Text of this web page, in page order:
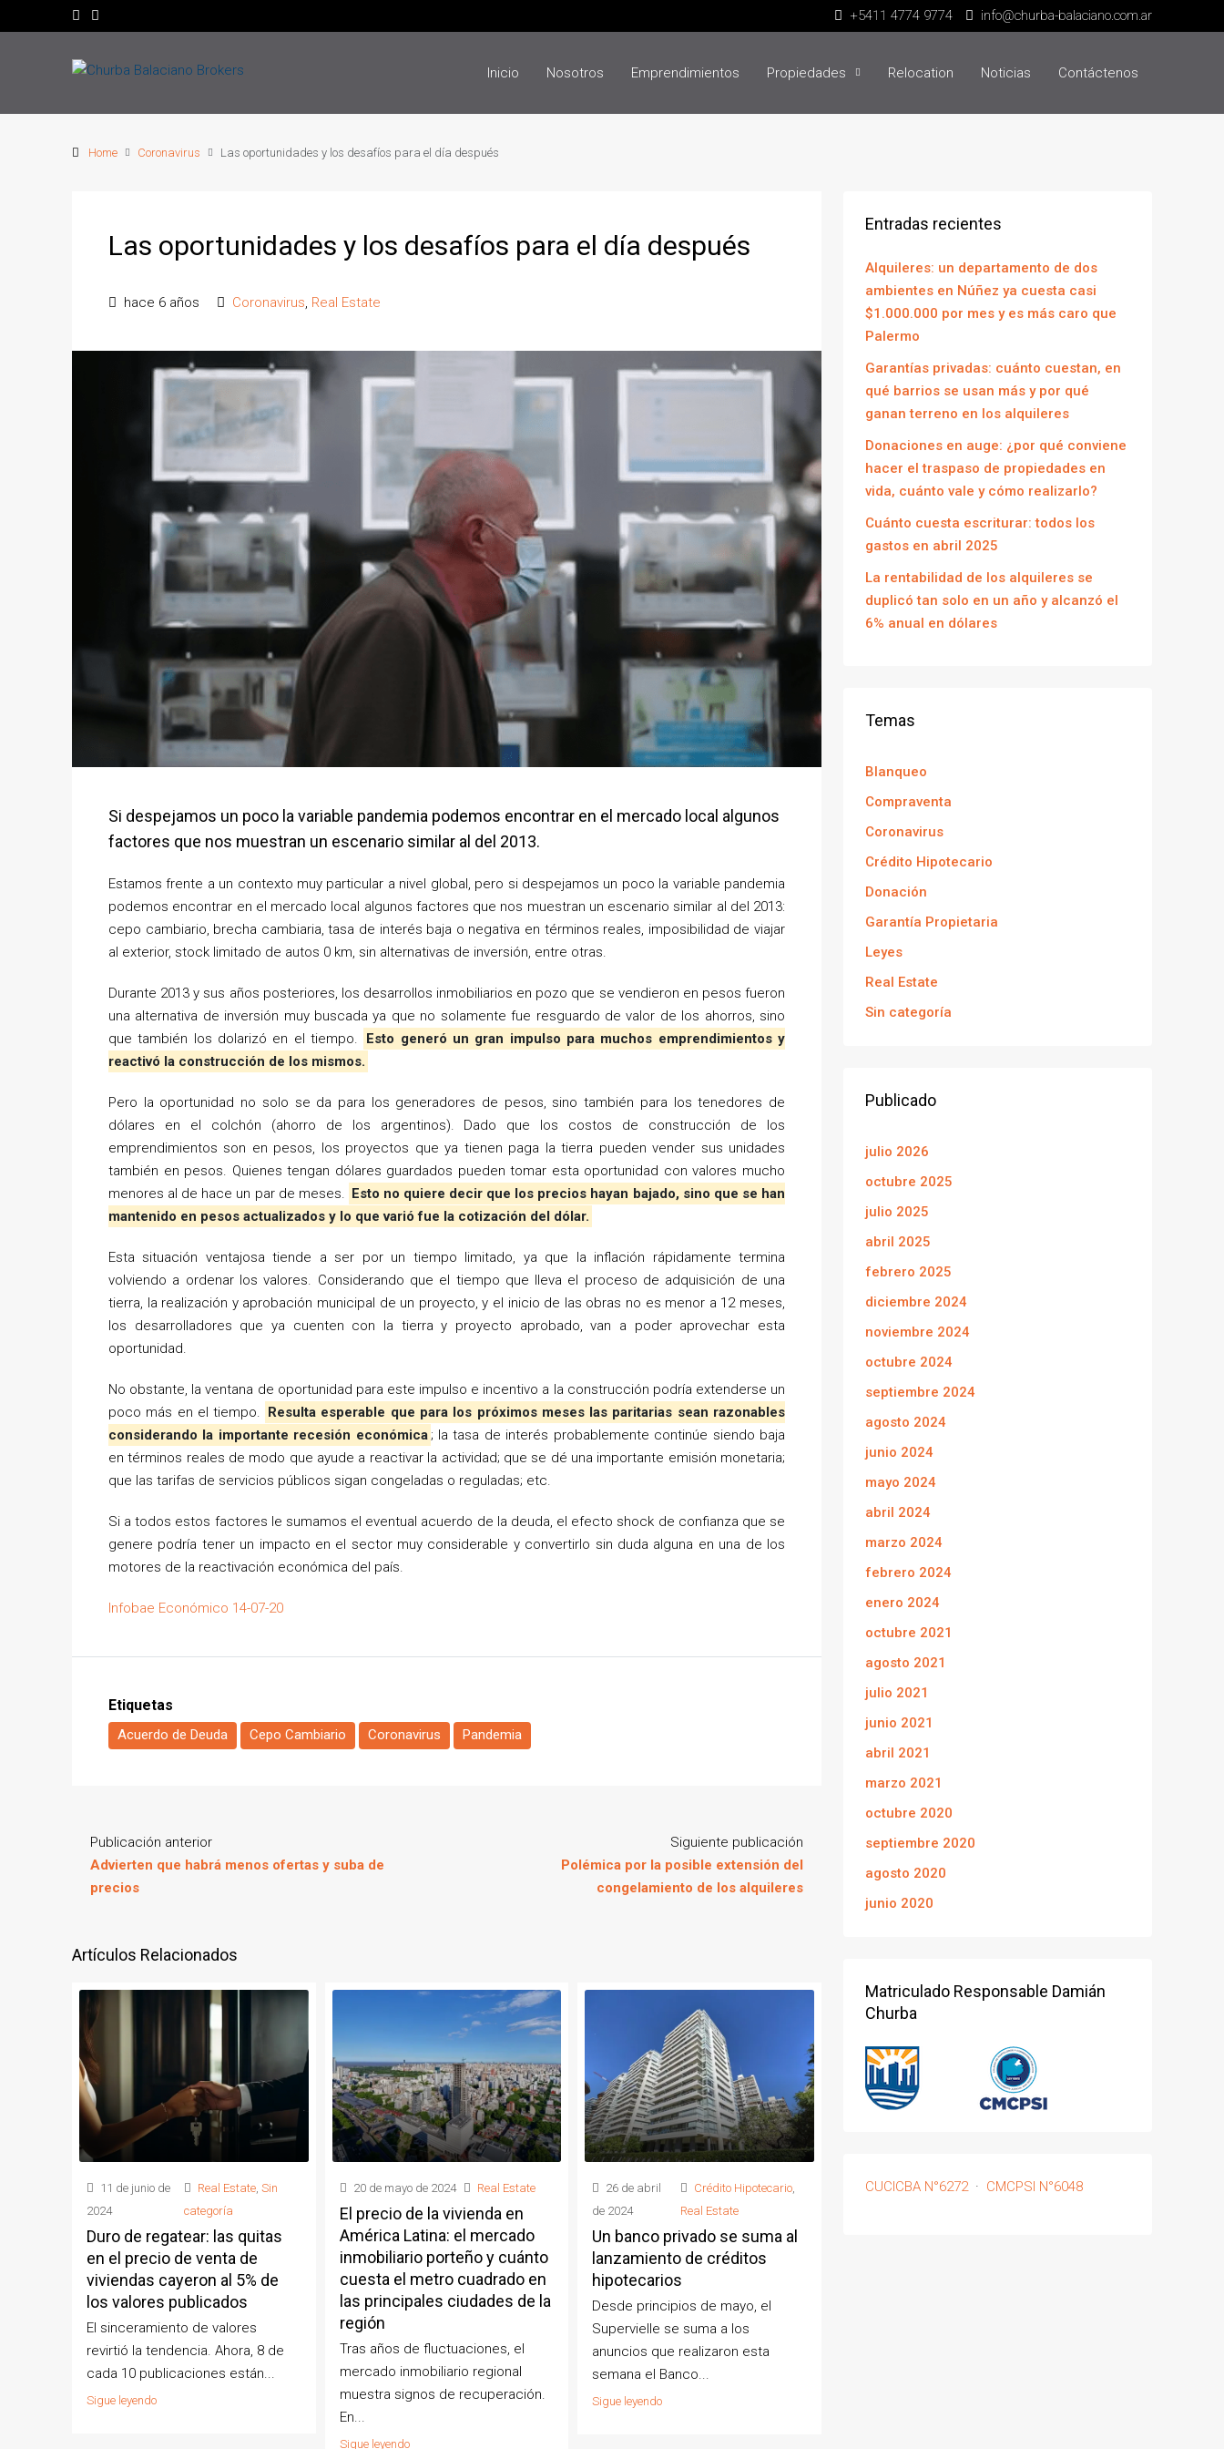
+5411 4774 9774 info@churba-balaciano.com.ar
Inicio Nosotros Emprendimientos Propiedades Relocation Noticias Contáctenos
Home Coronavirus Las oportunidades y los desafíos para el día después
Las oportunidades y los desafíos para el día después
hace 6 años Coronavirus, Real Estate
Si despejamos un poco la variable pandemia podemos encontrar en el mercado local algunos
factores que nos muestran un escenario similar al del 2013.
Estamos frente a un contexto muy particular a nivel global, pero si despejamos un poco la variable pandemia
podemos encontrar en el mercado local algunos factores que nos muestran un escenario similar al del 2013:
cepo cambiario, brecha cambiaria, tasa de interés baja o negativa en términos reales, imposibilidad de viajar
al exterior, stock limitado de autos 0 km, sin alternativas de inversión, entre otras.
Durante 2013 y sus años posteriores, los desarrollos inmobiliarios en pozo que se vendieron en pesos fueron
una alternativa de inversión muy buscada ya que no solamente fue resguardo de valor de los ahorros, sino
que también los dolarizó en el tiempo.
Esto generó un gran impulso para muchos emprendimientos y
reactivó la construcción de los mismos.
Pero la oportunidad no solo se da para los generadores de pesos, sino también para los tenedores de
dólares en el colchón (ahorro de los argentinos). Dado que los costos de construcción de los
emprendimientos son en pesos, los proyectos que ya tienen paga la tierra pueden vender sus unidades
también en pesos. Quienes tengan dólares guardados pueden tomar esta oportunidad con valores mucho
menores al de hace un par de meses. Esto no quiere decir que los precios hayan bajado, sino que se han
mantenido en pesos actualizados y lo que varió fue la cotización del dólar.
Esta situación ventajosa tiende a ser por un tiempo limitado, ya que la inflación rápidamente termina
volviendo a ordenar los valores. Considerando que el tiempo que lleva el proceso de adquisición de una
tierra, la realización y aprobación municipal de un proyecto, y el inicio de las obras no es menor a 12 meses,
los desarrolladores que ya cuenten con la tierra y proyecto aprobado, van a poder aprovechar esta
oportunidad.
No obstante, la ventana de oportunidad para este impulso e incentivo a la construcción podría extenderse un
poco más en el tiempo. Resulta esperable que para los próximos meses las paritarias sean razonables
considerando la importante recesión económica ; la tasa de interés probablemente continúe siendo baja
en términos reales de modo que ayude a reactivar la actividad; que se dé una importante emisión monetaria;
que las tarifas de servicios públicos sigan congeladas o reguladas; etc.
Si a todos estos factores le sumamos el eventual acuerdo de la deuda, el efecto shock de confianza que se
genere podría tener un impacto en el sector muy considerable y convertirlo sin duda alguna en una de los
motores de la reactivación económica del país.
Infobae Económico 14-07-20
Etiquetas
Acuerdo de Deuda Cepo Cambiario Coronavirus Pandemia
Publicación anterior
Advierten que habrá menos ofertas y suba de
precios
Siguiente publicación
Polémica por la posible extensión del
congelamiento de los alquileres
Artículos Relacionados
11 de junio de
2024
Real Estate, Sin
categoría
Duro de regatear: las quitas
en el precio de venta de
viviendas cayeron al 5% de
los valores publicados
El sinceramiento de valores
revirtió la tendencia. Ahora, 8 de
cada 10 publicaciones están...
Sigue leyendo
20 de mayo de 2024 Real Estate
El precio de la vivienda en
América Latina: el mercado
inmobiliario porteño y cuánto
cuesta el metro cuadrado en
las principales ciudades de la
región
Tras años de fluctuaciones, el
mercado inmobiliario regional
muestra signos de recuperación.
En...
Sigue leyendo
26 de abril
de 2024
Crédito Hipotecario
Real Estate
Un banco privado se suma al
lanzamiento de créditos
hipotecarios
Desde principios de mayo, el
Supervielle se suma a los
anuncios que realizaron esta
semana el Banco...
Sigue leyendo
Entradas recientes
Alquileres: un departamento de dos
ambientes en Núñez ya cuesta casi
$1.000.000 por mes y es más caro que
Palermo
Garantías privadas: cuánto cuestan, en
qué barrios se usan más y por qué
ganan terreno en los alquileres
Donaciones en auge: ¿por qué conviene
hacer el traspaso de propiedades en
vida, cuánto vale y cómo realizarlo?
Cuánto cuesta escriturar: todos los
gastos en abril 2025
La rentabilidad de los alquileres se
duplicó tan solo en un año y alcanzó el
6% anual en dólares
Temas
Blanqueo
Compraventa
Coronavirus
Crédito Hipotecario
Donación
Garantía Propietaria
Leyes
Real Estate
Sin categoría
Publicado
julio 2026
octubre 2025
julio 2025
abril 2025
febrero 2025
diciembre 2024
noviembre 2024
octubre 2024
septiembre 2024
agosto 2024
junio 2024
mayo 2024
abril 2024
marzo 2024
febrero 2024
enero 2024
octubre 2021
agosto 2021
julio 2021
junio 2021
abril 2021
marzo 2021
octubre 2020
septiembre 2020
agosto 2020
junio 2020
Matriculado Responsable Damián
Churba
CUCICBA N°6272· CMCPSI N°6048